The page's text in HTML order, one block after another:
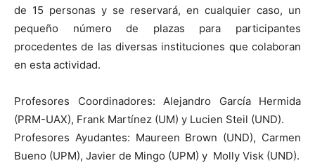
de 15 personas y se reservará, en cualquier caso, un
pequeño número de plazas para participantes
procedentes de las diversas instituciones que colaboran
en esta actividad.
Profesores Coordinadores: Alejandro García Hermida
(PRM-UAX), Frank Martínez (UM) y Lucien Steil (UND).
Profesores Ayudantes: Maureen Brown (UND), Carmen
Bueno (UPM), Javier de Mingo (UPM) y Molly Visk (UND).